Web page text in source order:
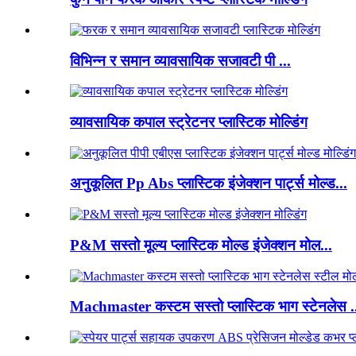
विभिन्न र समान व्यावसायिक सजावटी पी ...
व्यावसायिक कपाल स्ट्रेटनर प्लास्टिक मोल्डिंग
अनुकूलित Pp Abs प्लास्टिक इंजेक्शन पार्ट्स मोल्ड...
P&M सस्तो मूल्य प्लास्टिक मोल्ड इंजेक्शन मोल...
Machmaster कस्टम सस्तो प्लास्टिक भाग स्टेनलेस